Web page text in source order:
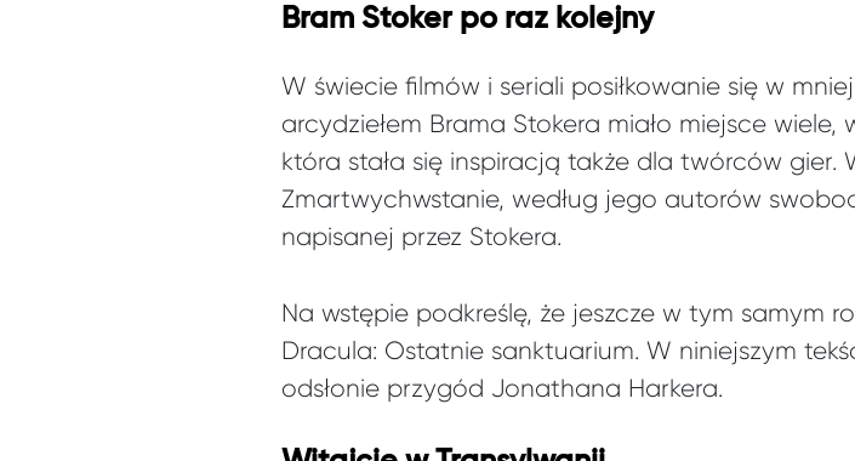
Bram Stoker po raz kolejny
W świecie filmów i seriali posiłkowanie się w
arcydziełem Brama Stokera miało miejsce
która stała się inspiracją także dla twórców gier.
Zmartwychwstanie, według jego autorów
napisanej przez Stokera.
Na wstępie podkreślę, że jeszcze w tym samym
Dracula: Ostatnie sanktuarium. W niniejszym
odsłonie przygód Jonathana Harkera.